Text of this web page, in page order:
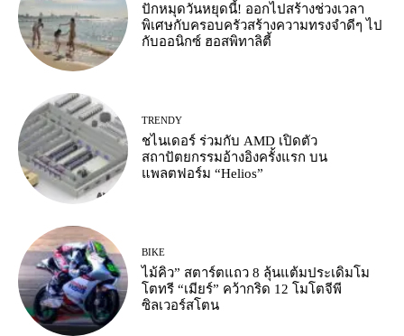
ปักหมุดวันหยุดนี้! ออกไปสร้างช่วงเวลา
พิเศษกับครอบครัวสร้างความทรงจำดีๆ ไป
กับออนิกซ์ ฮอสพิทาลิตี้
TRENDY
ชไนเดอร์ ร่วมกับ AMD เปิดตัว
สถาปัตยกรรมอ้างอิงครั้งแรก บน
แพลตฟอร์ม “Helios”
BIKE
ไม้คิว” สตาร์ตแถว 8 ลุ้นแต้มประเดิมโม
โตทรี “เมียร์” คว้ากริด 12 โมโตจีพี
ซิลเวอร์สโตน